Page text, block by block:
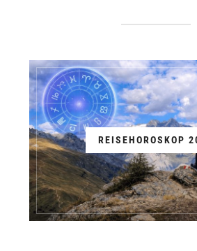
REISEHOROSKOP